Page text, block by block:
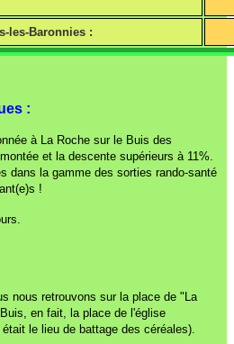
les-Baronnies :
:
à La Roche sur le Buis des
et la descente supérieurs à 11%.
dans la gamme des sorties rando-santé
!
nous retrouvons sur la place de "La
en fait, la place de l'église
le lieu de battage des céréales).